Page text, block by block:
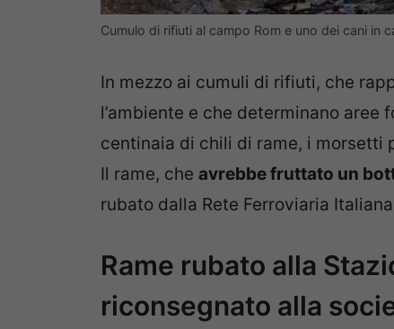
Cumulo di rifiuti al campo Rom e uno dei cani in
In mezzo ai cumuli di rifiuti, che
l’ambiente e che determinano
centinaia di chili di rame, i morsetti
Il rame, che avrebbe fruttato un
rubato dalla Rete Ferroviaria
Rame rubato alla
riconsegnato alla